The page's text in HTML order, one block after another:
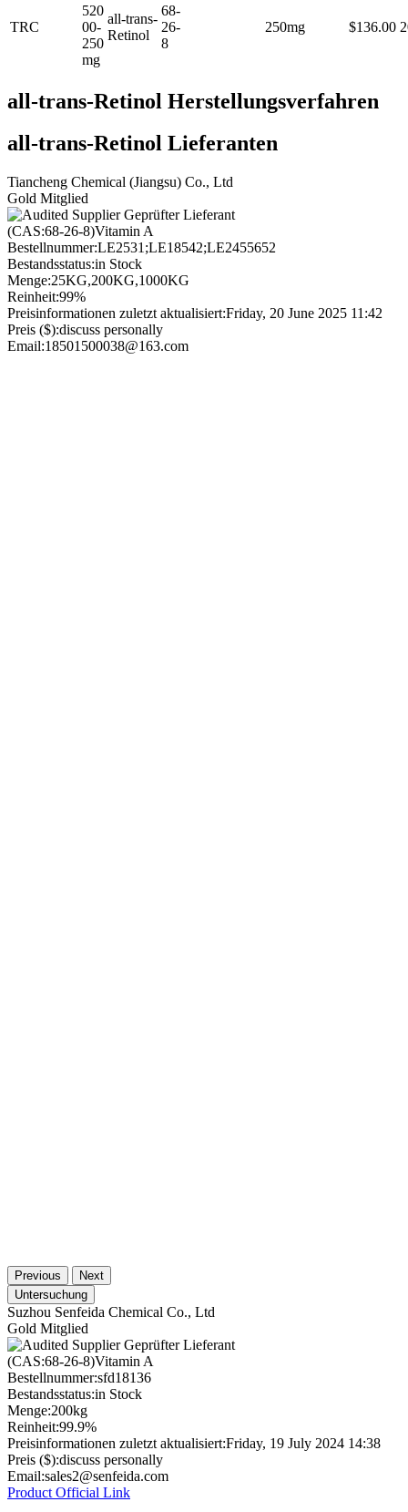
TRC
520
00-
250
mg
all-trans-
Retinol
68-
26-
8
250mg $136.00
all-trans-Retinol Herstellungsverfahren
all-trans-Retinol Lieferanten
Tiancheng Chemical (Jiangsu) Co., Ltd
Gold Mitglied
Geprüfter Lieferant
(CAS:68-26-8)Vitamin A
Bestellnummer:LE2531;LE18542;LE2455652
Bestandsstatus:in Stock
Menge:25KG,200KG,1000KG
Reinheit:99%
Preisinformationen zuletzt aktualisiert:Friday, 20 June 2025 11:42
Preis ($):discuss personally
Email:18501500038@163.com
Previous
Next
Untersuchung
Suzhou Senfeida Chemical Co., Ltd
Gold Mitglied
Geprüfter Lieferant
(CAS:68-26-8)Vitamin A
Bestellnummer:sfd18136
Bestandsstatus:in Stock
Menge:200kg
Reinheit:99.9%
Preisinformationen zuletzt aktualisiert:Friday, 19 July 2024 14:38
Preis ($):discuss personally
Email:sales2@senfeida.com
Product Official Link